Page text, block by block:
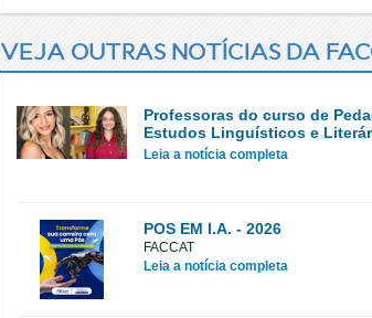
VEJA OUTRAS NOTÍCIAS DA
Professoras do curso de
Estudos Linguísticos e
Leia a notícia completa
POS EM I.A. - 2026
FACCAT
Leia a notícia completa